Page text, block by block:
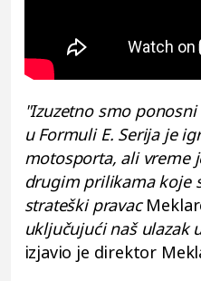
"Izuzetno smo
u Formuli E. Serija je
motosporta, ali vreme
drugim prilikama koje
strateški pravac
uključujući naš ulazak
izjavio je direktor